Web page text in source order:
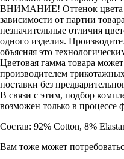
ВНИМАНИЕ! Оттенок цвета
зависимости от партии
незначительные отличия
одного изделия.
объясняя это
Цветовая гамма товара
производителем
поставки без
В связи с этим, подбор
возможен только в процессе
Состав: 92% Cotton, 8%
Вам тоже может